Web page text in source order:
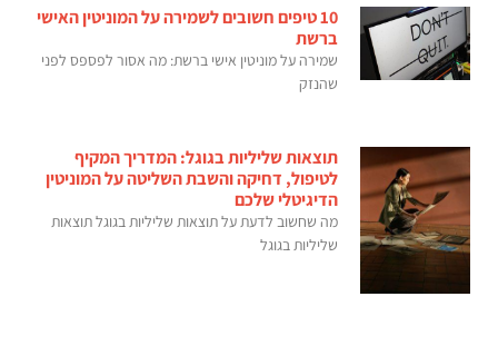
10 טיפים חשובים לשמירה על המוניטין האישי
ברשת
שמירה על מוניטין אישי ברשת: מה אסור לפספס לפני
שהנזק
תוצאות שליליות בגוגל: המדריך המקיף
לטיפול, דחיקה והשבת השליטה על המוניטין
הדיגיטלי שלכם
מה שחשוב לדעת על תוצאות שליליות בגוגל תוצאות
שליליות בגוגל